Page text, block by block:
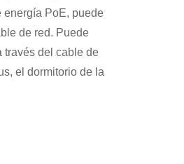
energía PoE, puede
de red. Puede
través del cable de
el dormitorio de la